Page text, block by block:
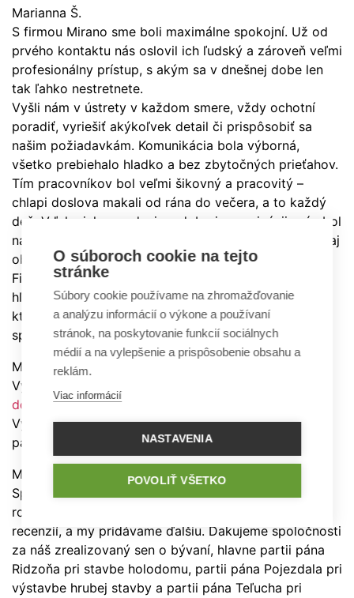
Marianna Š.
S firmou Mirano sme boli maximálne spokojní. Už od
prvého kontaktu nás oslovil ich ľudský a zároveň veľmi
profesionálny prístup, s akým sa v dnešnej dobe len
tak ľahko nestretnete.
Vyšli nám v ústrety v každom smere, vždy ochotní
poradiť, vyriešiť akýkoľvek detail či prispôsobiť sa
našim požiadavkám. Komunikácia bola výborná,
všetko prebiehalo hladko a bez zbytočných prieťahov.
Tím pracovníkov bol veľmi šikovný a pracovitý –
chlapi doslova makali od rána do večera, a to každý
deň. Vďaka ich nasadeniu a dobrej organizácii prác bol
náš dom postavený za necelé tri mesiace, čo je naozaj
obdivuhodné.
Firmu Mirano odporúčame všetkými desiatimi! Ak
hľadáte spoľahlivého partnera na výstavbu domu,
ktorý svoju prácu robí srdcom aj rozumom, ste na
správnom mieste.
Matúš Č. , Zlaté Moravce
Vybrat si firmu
domy
bola ta najlepsie volba akú sme mohli spraviť.
Vynikajúci prístup, úžasná profesionalita. Perfektná
partia nám to stavia.
Matúš L., Spišské Tomášovce
Spoločnosť Mirano sme si vybrali na výstavbu
rodinného domu, na základe viacerých pozitívnych
recenzií, a my pridávame ďalšiu. Ďakujeme spoločnosti
za náš zrealizovaný sen o bývaní, hlavne partii pána
Ridzoňa pri stavbe holodomu, partii pána Pojezdala pri
výstavbe hrubej stavby a partii pána Teľucha pri
O súboroch cookie na tejto
stránke
Súbory cookie používame na zhromažďovanie
a analýzu informácií o výkone a používaní
stránok, na poskytovanie funkcií sociálnych
médií a na vylepšenie a prispôsobenie obsahu a
reklám.
Viac informácií
NASTAVENIA
POVOLIŤ VŠETKO